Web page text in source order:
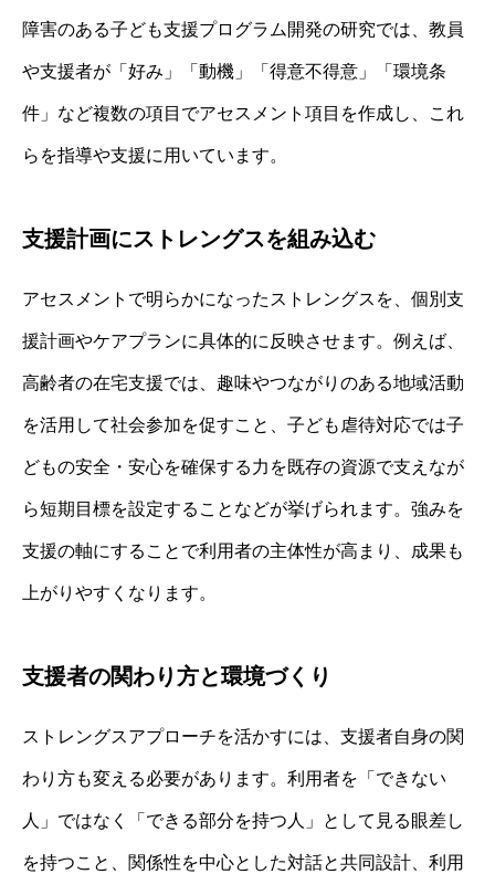
障害のある子ども支援プログラム開発の研究では、教員
や支援者が「好み」「動機」「得意不得意」「環境条
件」など複数の項目でアセスメント項目を作成し、これ
らを指導や支援に用いています。
支援計画にストレングスを組み込む
アセスメントで明らかになったストレングスを、個別支
援計画やケアプランに具体的に反映させます。例えば、
高齢者の在宅支援では、趣味やつながりのある地域活動
を活用して社会参加を促すこと、子ども虐待対応では子
どもの安全・安心を確保する力を既存の資源で支えなが
ら短期目標を設定することなどが挙げられます。強みを
支援の軸にすることで利用者の主体性が高まり、成果も
上がりやすくなります。
支援者の関わり方と環境づくり
ストレングスアプローチを活かすには、支援者自身の関
わり方も変える必要があります。利用者を「できない
人」ではなく「できる部分を持つ人」として見る眼差し
を持つこと、関係性を中心とした対話と共同設計、利用